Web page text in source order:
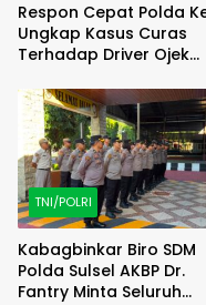
Respon Cepat Polda
Ungkap Kasus Curas
Terhadap Driver Ojek
Berhasil Diamankan
TNI/POLRI
Kabagbinkar Biro SDM
Polda Sulsel AKBP Dr.
Fantry Minta Seluruh